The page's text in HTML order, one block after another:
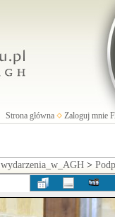
Strona główna Zaloguj mnie
wydarzenia_w_AGH >